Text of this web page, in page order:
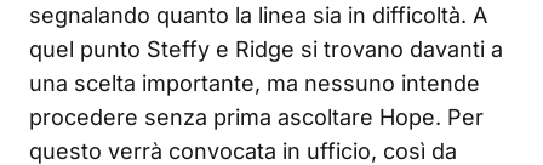
segnalando quanto la linea sia in difficoltà. A
quel punto Steffy e Ridge si trovano davanti a
una scelta importante, ma nessuno intende
procedere senza prima ascoltare Hope. Per
questo verrà convocata in ufficio, così da